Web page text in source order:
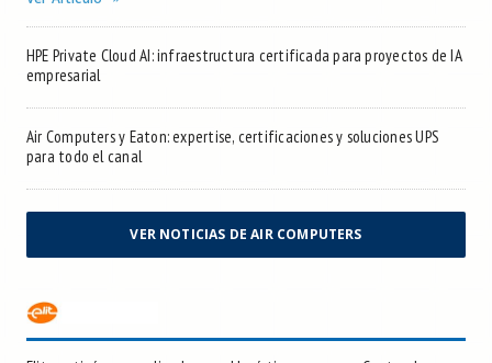
HPE Private Cloud AI: infraestructura certificada para proyectos de IA
empresarial
Air Computers y Eaton: expertise, certificaciones y soluciones UPS
para todo el canal
VER NOTICIAS DE AIR COMPUTERS